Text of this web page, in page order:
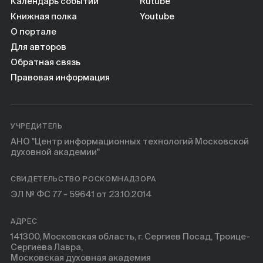
Книжная полка
О портале
Для авторов
Обратная связь
Правовая информация
Youtube
УЧРЕДИТЕЛЬ
АНО "Центр информационных технологий Московской
духовной академии"
СВИДЕТЕЛЬСТВО РОСКОМНАДЗОРА
ЭЛ № ФС 77 - 59641 от 23.10.2014
АДРЕС
141300, Московская область, г. Сергиев Посад, Троице-
Сергиева Лавра,
Московская духовная академия